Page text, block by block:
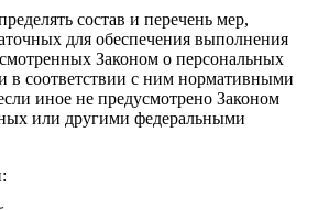
состав и перечень мер,
для обеспечения выполнения
Законом о персональных
в соответствии с ним нормативными
иное не предусмотрено Законом
или другими федеральными